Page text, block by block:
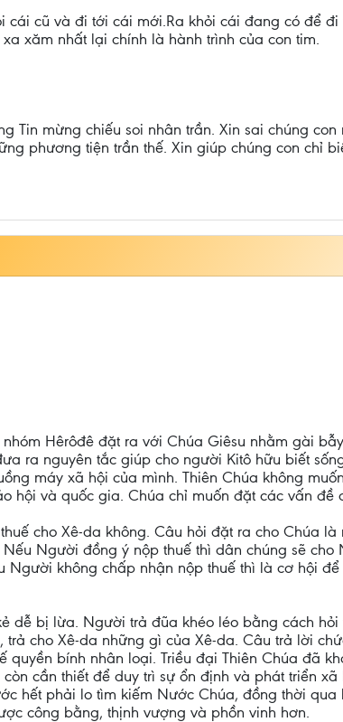
cũ và đi tới cái mới.Ra khỏi cái đang có để đi
xăm nhất lại chính là hành trình của con tim.
Tin mừng chiếu soi nhân trần. Xin sai chúng
phương tiện trần thế. Xin giúp chúng con chỉ
Hêrôđê đặt ra với Chúa Giêsu nhằm gài
ra nguyên tắc giúp cho người Kitô hữu biết
máy xã hội của mình. Thiên Chúa không
hội và quốc gia. Chúa chỉ muốn đặt các vấn đề
cho Xê-da không. Câu hỏi đặt ra cho Chúa
Người đồng ý nộp thuế thì dân chúng sẽ cho
không chấp nhận nộp thuế thì là cơ hội
dễ bị lừa. Người trả đũa khéo léo bằng cách
cho Xê-da những gì của Xê-da. Câu trả lời
bính nhân loại. Triều đại Thiên Chúa đã
cần thiết để duy trì sự ổn định và phát triển xã
hết phải lo tìm kiếm Nước Chúa, đồng thời
công bằng, thịnh vượng và phồn vinh hơn.